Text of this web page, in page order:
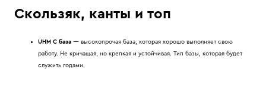
Скользяк, канты и топ
UHM C база — высокопрочая база, которая хорошо выполняет свою
работу. Не кричащая, но крепкая и устойчивая. Тип базы, которая будет
служить годами.